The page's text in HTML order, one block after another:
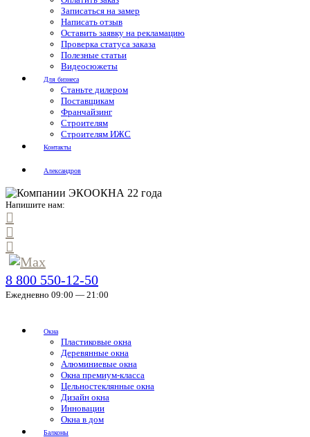
Записаться на замер
Написать отзыв
Оставить заявку на рекламацию
Проверка статуса заказа
Полезные статьи
Видеосюжеты
Для бизнеса
Станьте дилером
Поставщикам
Франчайзинг
Строителям
Строителям ИЖС
Контакты
Александров
Напишите нам:
8 800 550-12-50
Ежедневно 09:00 — 21:00
Окна
Пластиковые окна
Деревянные окна
Алюминиевые окна
Окна премиум-класса
Цельностеклянные окна
Дизайн окна
Инновации
Окна в дом
Балконы